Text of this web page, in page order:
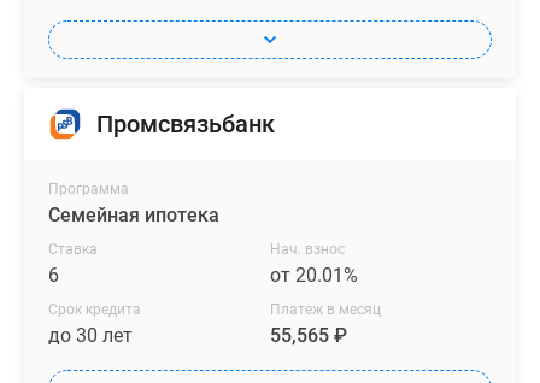
Промсвязьбанк
Программа
Семейная ипотека
Ставка
6
Нач. взнос
от 20.01%
Срок кредита
до 30 лет
Платеж в месяц
55,565 ₽